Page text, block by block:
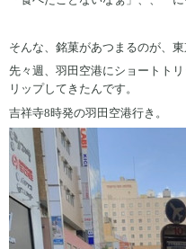
そんな、銘菓があつまるのが、
先々週、羽田空港にショートト
リップしてきたんです。
吉祥寺8時発の羽田空港行き。